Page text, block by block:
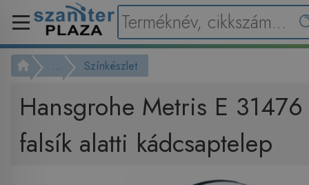
... Színkészlet
Hansgrohe Metris E
falsík alatti kádcsaptelep